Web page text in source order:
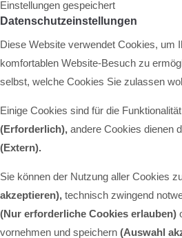
Einstellungen gespeichert
Datenschutzeinstellungen
Diese Website verwendet Cookies, um
komfortablen Website-Besuch zu
selbst, welche Cookies Sie zulassen
Einige Cookies sind für die
(Erforderlich), andere Cookies dienen
(Extern).
Sie können der Nutzung aller Cookies
akzeptieren), technisch zwingend
(Nur erforderliche Cookies erlauben)
vornehmen und speichern (Auswahl